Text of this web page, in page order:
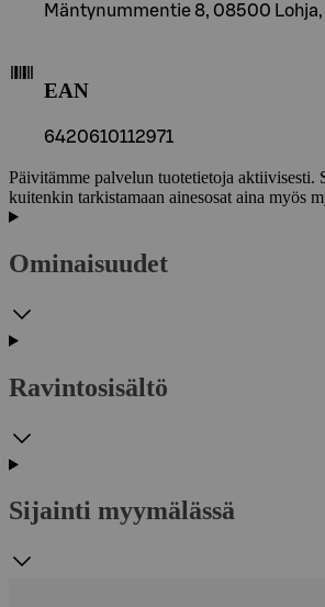
Mäntynummentie 8, 08500
EAN
6420610112971
Päivitämme palvelun tuotetietoja aktiivisesti.
kuitenkin tarkistamaan ainesosat aina myös
Ominaisuudet
Ravintosisältö
Sijainti myymälässä